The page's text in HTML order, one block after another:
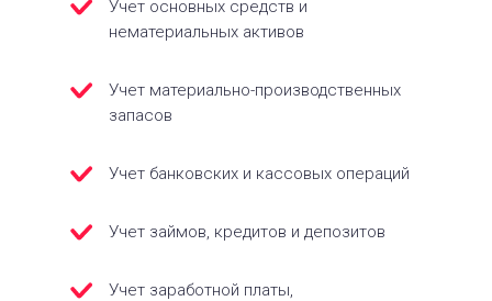
Учет основных средств и
нематериальных активов
Учет материально-производственных
запасов
Учет банковских и кассовых операций
Учет займов, кредитов и депозитов
Учет заработной платы,